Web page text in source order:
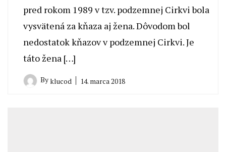
pred rokom 1989 v tzv. podzemnej Cirkvi bola
vysvätená za kňaza aj žena. Dôvodom bol
nedostatok kňazov v podzemnej Cirkvi. Je
táto žena […]
Byklucod 14. marca 2018